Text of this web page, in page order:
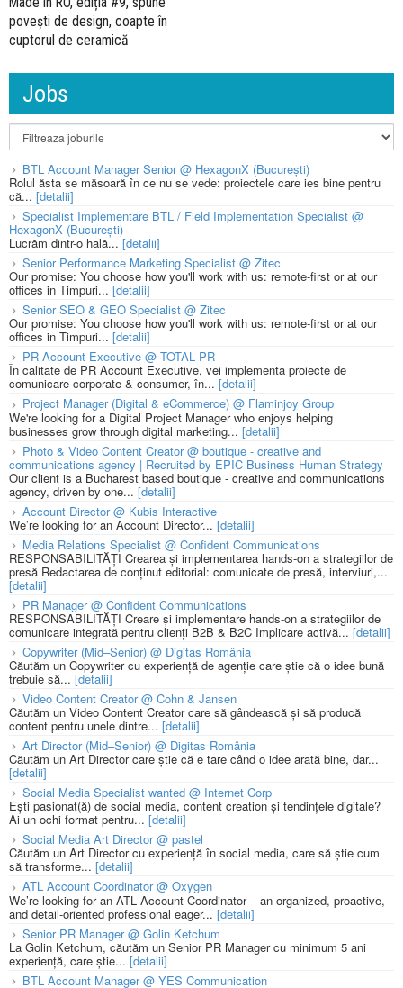
povești de design, coapte în
cuptorul de ceramică
Jobs
BTL Account Manager Senior @ HexagonX (București)
Rolul ăsta se măsoară în ce nu se vede: proiectele care ies bine pentru
că... [detalii]
Specialist Implementare BTL / Field Implementation Specialist @
HexagonX (București)
Lucrăm dintr-o hală... [detalii]
Senior Performance Marketing Specialist @ Zitec
Our promise: You choose how you'll work with us: remote-first or at our
offices in Timpuri... [detalii]
Senior SEO & GEO Specialist @ Zitec
Our promise: You choose how you'll work with us: remote-first or at our
offices in Timpuri... [detalii]
PR Account Executive @ TOTAL PR
În calitate de PR Account Executive, vei implementa proiecte de
comunicare corporate & consumer, în... [detalii]
Project Manager (Digital & eCommerce) @ Flaminjoy Group
We're looking for a Digital Project Manager who enjoys helping
businesses grow through digital marketing... [detalii]
Photo & Video Content Creator @ boutique - creative and
communications agency | Recruited by EPIC Business Human Strategy
Our client is a Bucharest based boutique - creative and communications
agency, driven by one... [detalii]
Account Director @ Kubis Interactive
We’re looking for an Account Director... [detalii]
Media Relations Specialist @ Confident Communications
RESPONSABILITĂȚI Crearea și implementarea hands-on a strategiilor de
presă Redactarea de conținut editorial: comunicate de presă, interviuri,...
[detalii]
PR Manager @ Confident Communications
RESPONSABILITĂȚI Creare și implementare hands-on a strategiilor de
comunicare integrată pentru clienți B2B & B2C Implicare activă... [detalii]
Copywriter (Mid–Senior) @ Digitas România
Căutăm un Copywriter cu experiență de agenție care știe că o idee bună
trebuie să... [detalii]
Video Content Creator @ Cohn & Jansen
Căutăm un Video Content Creator care să gândească și să producă
content pentru unele dintre... [detalii]
Art Director (Mid–Senior) @ Digitas România
Căutăm un Art Director care știe că e tare când o idee arată bine, dar...
[detalii]
Social Media Specialist wanted @ Internet Corp
Ești pasionat(ă) de social media, content creation și tendințele digitale?
Ai un ochi format pentru... [detalii]
Social Media Art Director @ pastel
Căutăm un Art Director cu experiență în social media, care să știe cum
să transforme... [detalii]
ATL Account Coordinator @ Oxygen
We’re looking for an ATL Account Coordinator – an organized, proactive,
and detail-oriented professional eager... [detalii]
Senior PR Manager @ Golin Ketchum
La Golin Ketchum, căutăm un Senior PR Manager cu minimum 5 ani
experiență, care știe... [detalii]
BTL Account Manager @ YES Communication